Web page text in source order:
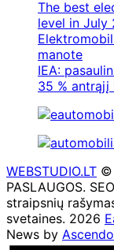
The best
level in July
manote
IEA:
35 %
WEBSTUDIO.LT ©
PASLAUGOS.
straipsnių
svetaines. 2026
News by